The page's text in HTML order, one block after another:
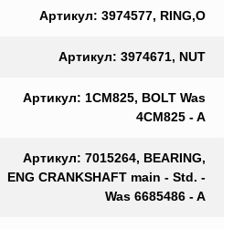
Артикул: 3974577, RING,O
Артикул: 3974671, NUT
Артикул: 1CM825, BOLT Was
4CM825 - A
Артикул: 7015264, BEARING,
ENG CRANKSHAFT main - Std. -
Was 6685486 - A